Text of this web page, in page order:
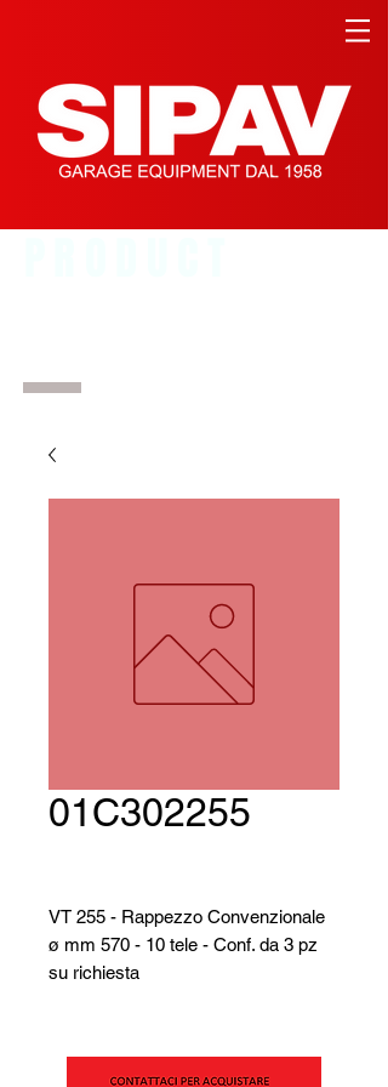
01C302255
VT 255 - Rappezzo Convenzionale
ø mm 570 - 10 tele - Conf. da 3 pz
su richiesta